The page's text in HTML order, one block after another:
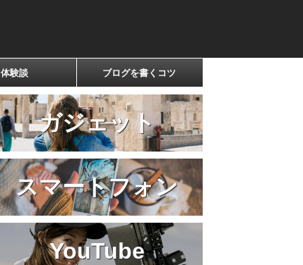
体験談 ブログを書くコツ
ガジェット
スマートフォン
YouTube